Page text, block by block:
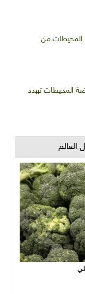
المحيطات من
المحيطات تهدد
العالم